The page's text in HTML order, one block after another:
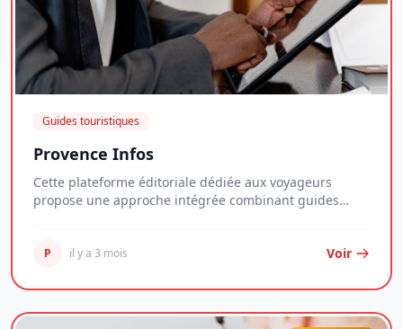
Guides touristiques
Provence Infos
Cette plateforme éditoriale dédiée aux voyageurs
propose une approche intégrée combinant guides
P il y a 3 mois Voir